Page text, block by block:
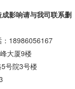
成影响请与我司联系删
18986056167
大厦9楼
号院3号楼